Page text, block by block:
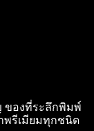
ของที่ระลึกพิมพ์
รีเมียมทุกชนิด